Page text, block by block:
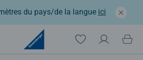
du pays/de la langue ici